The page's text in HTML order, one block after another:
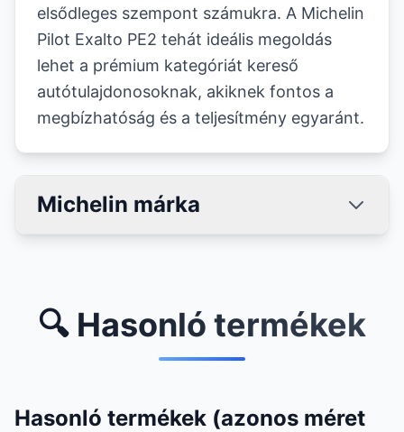
elsődleges szempont számukra. A Michelin
Pilot Exalto PE2 tehát ideális megoldás
lehet a prémium kategóriát kereső
autótulajdonosoknak, akiknek fontos a
megbízhatóság és a teljesítmény egyaránt.
Michelin márka
🔍 Hasonló termékek
Hasonló termékek (azonos méret